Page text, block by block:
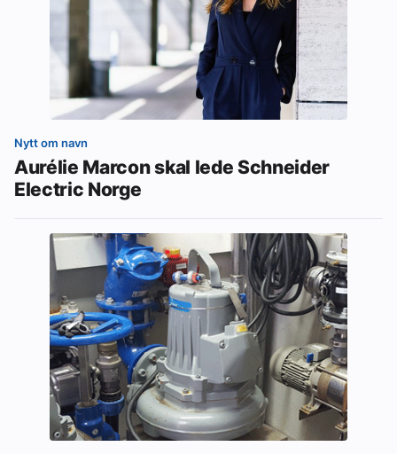
Nytt om navn
Aurélie Marcon skal lede Schneider
Electric Norge